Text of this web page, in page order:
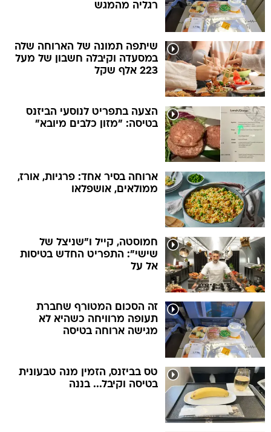
רגליה מהמגש
שיתפה תמונה של הארוחה שלה
במסעדה וקיבלה חשבון של מעל
223 אלף שקל
הצעה בתפריט לנוסעי הביזנס
בטיסה: "מזון כלבים מיובא"
ארוחה בסיר אחד: פרגיות, אורז,
ממולאים, אושפלאו
חמוסטה, קייל ו"שניצל של
שישי": התפריט החדש בטיסות
אל על
זה הסכום המטורף שחברת
תעופה מרוויחה כשהיא לא
מגישה ארוחה בטיסה
טס בביזנס, הזמין מנה טבעונית
בטיסה וקיבל... בננה